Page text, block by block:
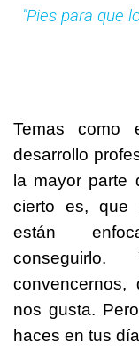
"Pies para que
Temas como
desarrollo
la mayor parte
cierto es, que
están
nos gusta.
haces en tus